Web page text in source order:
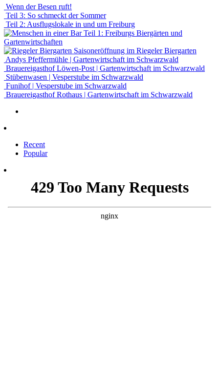
Wenn der Besen ruft!
Teil 3: So schmeckt der Sommer
Teil 2: Ausflugslokale in und um Freiburg
Teil 1: Freiburgs Biergärten und
Gartenwirtschaften
Saisoneröffnung im Riegeler Biergarten
Andys Pfeffermühle | Gartenwirtschaft im Schwarzwald
Brauereigasthof Löwen-Post | Gartenwirtschaft im Schwarzwald
Stübenwasen | Vesperstube im Schwarzwald
Funihof | Vesperstube im Schwarzwald
Brauereigasthof Rothaus | Gartenwirtschaft im Schwarzwald
Recent
Popular